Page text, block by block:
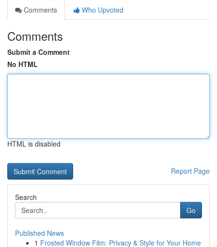
Comments
Who Upvoted
Comments
Submit a Comment
No HTML
HTML is disabled
Report Page
Search
Go
Published News
1 Frosted Window Film: Privacy & Style for Your Home